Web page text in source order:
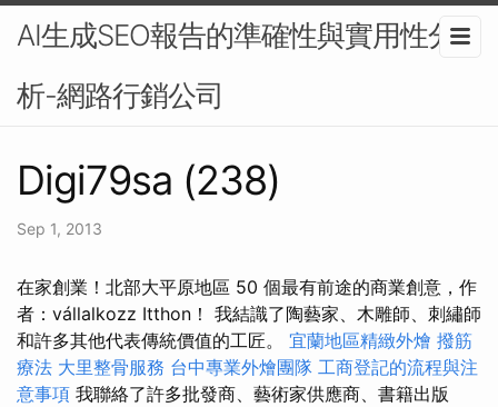
AI生成SEO報告的準確性與實用性分
析-網路行銷公司
Digi79sa (238)
Sep 1, 2013
在家創業！北部大平原地區 50 個最有前途的商業創意，作
者：vállalkozz Itthon！ 我結識了陶藝家、木雕師、刺繡師
和許多其他代表傳統價值的工匠。 宜蘭地區精緻外燴 撥筋
療法 大里整骨服務 台中專業外燴團隊 工商登記的流程與注
意事項 我聯絡了許多批發商、藝術家供應商、書籍出版